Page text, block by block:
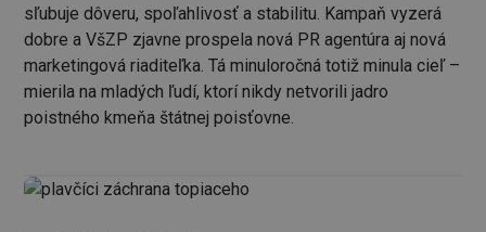
sľubuje dôveru, spoľahlivosť a stabilitu. Kampaň vyzerá
dobre a VšZP zjavne prospela nová PR agentúra aj nová
marketingová riaditeľka. Tá minuloročná totiž minula cieľ –
mierila na mladých ľudí, ktorí nikdy netvorili jadro
poistného kmeňa štátnej poisťovne.